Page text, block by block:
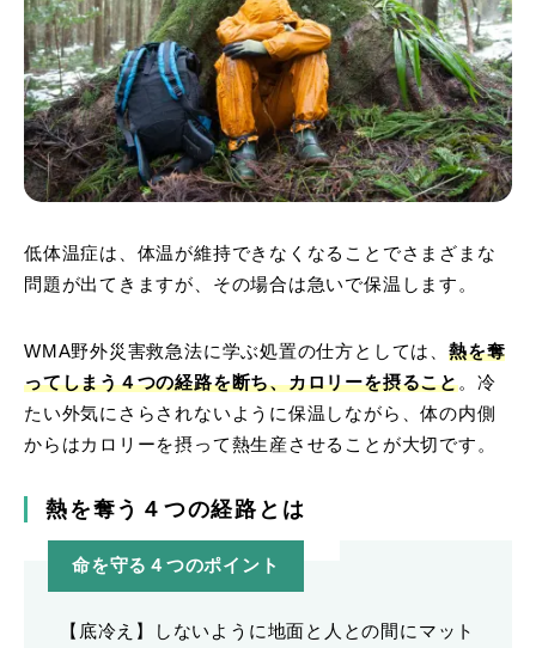
低体温症は、体温が維持できなくなることでさまざまな
問題が出てきますが、その場合は急いで保温します。
WMA野外災害救急法に学ぶ処置の仕方としては、 熱を奪
ってしまう４つの経路を断ち、カロリーを摂ること。冷
たい外気にさらされないように保温しながら、体の内側
からはカロリーを摂って熱生産させることが大切です。
熱を奪う４つの経路とは
命を守る４つのポイント
【底冷え】しないように地面と人との間にマット